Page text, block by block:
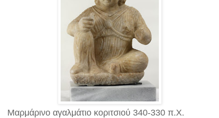
Μαρμάρινο αγαλμάτιο κοριτσιού 340-330 π.Χ.